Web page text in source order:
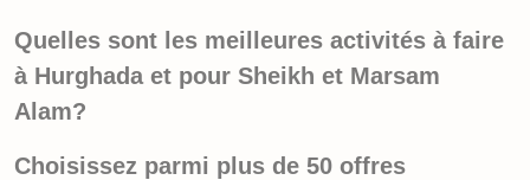
Quelles sont les meilleures activités à faire
à Hurghada et pour Sheikh et Marsam
Alam?
Choisissez parmi plus de 50 offres